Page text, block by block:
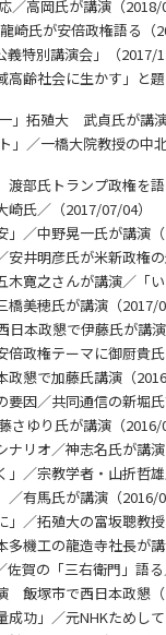
／高岡氏が講演（
崎氏が安倍政権語る（
特別講演会」（2017/
齢社会に生かす」と
拓殖大 武貞氏が講
」／一橋大院教授の中
渡部氏トランプ政権を
氏／（2017/07/04）
」／中野晃一氏が講演
安井明彦氏が米新政権
木寛之さんが講演／「
美穂氏が講演（2017/
本政懇で伊藤氏が講
政権テーマに御厨貴
懇で加藤氏講演（
因／共同通信の新堀
ゆり氏が講演（2016/
リオ／神志名氏が講
／宗教学者・山折哲
有馬氏が講演（2016/
／拓殖大の富坂聰教
多機工の龍造寺社長が
賀の「三右衛門」語
飯塚市で西日本政懇
功」／元NHKためし